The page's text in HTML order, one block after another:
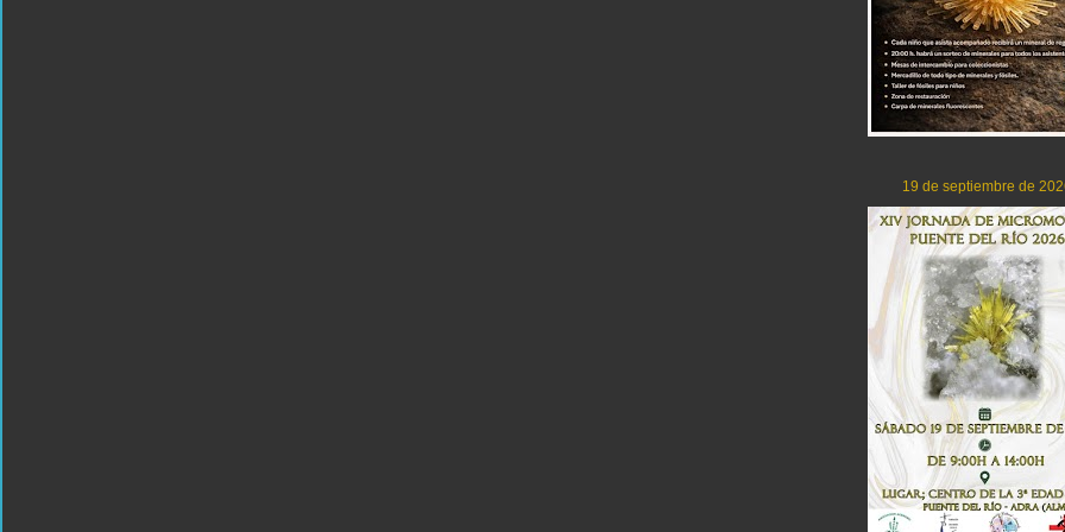
19 de septiembre de